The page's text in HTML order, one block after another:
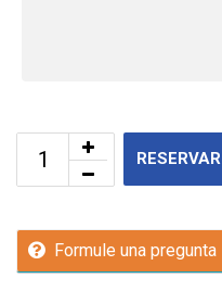
RESERVAR
Formule una pregunta